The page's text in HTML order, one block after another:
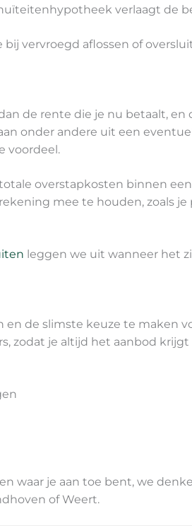
verlaagt de
vervroegd aflossen of
de rente die je nu betaalt, en
onder andere uit een
voordeel.
overstapkosten binnen
mee te houden, zoals
leggen we uit wanneer het
de slimste keuze te maken
zodat je altijd het aanbod
waar je aan toe bent, we
of Weert.